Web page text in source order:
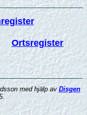
Ortsregister
med hjälp avDisgen